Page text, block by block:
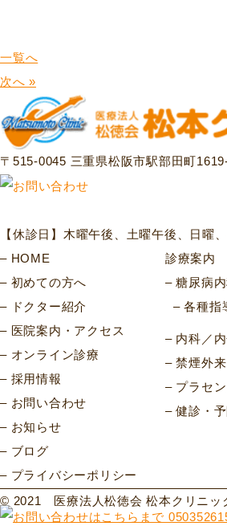
一覧へ
次へ »
〒515-0045 三重県松阪市駅部田町
【休診日】木曜午後、土曜午後、日曜
HOME
初めての方へ
ドクター紹介
医院案内・アクセス
オンライン診療
採用情報
お問い合わせ
お知らせ
ブログ
プライバシーポリシー
診療案内
糖尿病
各種指
内科／
禁煙外来
プラセ
健診・
© 2021 医療法人松徳会 松本クリニッ